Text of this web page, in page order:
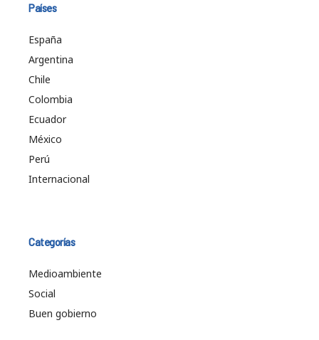
Países
España
Argentina
Chile
Colombia
Ecuador
México
Perú
Internacional
Categorías
Medioambiente
Social
Buen gobierno